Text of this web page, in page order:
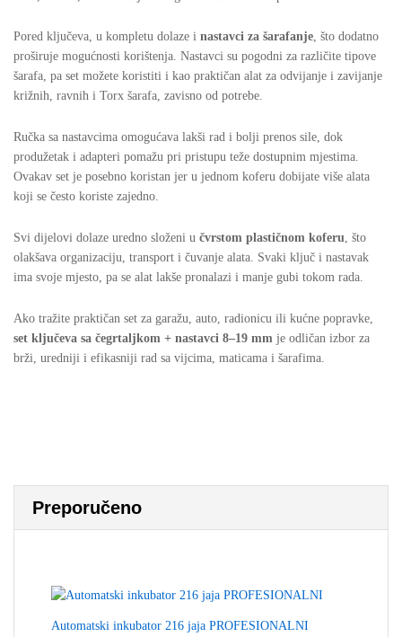
Pored ključeva, u kompletu dolaze i nastavci za šarafanje, što dodatno
proširuje mogućnosti korištenja. Nastavci su pogodni za različite tipove
šarafa, pa set možete koristiti i kao praktičan alat za odvijanje i zavijanje
križnih, ravnih i Torx šarafa, zavisno od potrebe.
Ručka sa nastavcima omogućava lakši rad i bolji prenos sile, dok
produžetak i adapteri pomažu pri pristupu teže dostupnim mjestima.
Ovakav set je posebno koristan jer u jednom koferu dobijate više alata
koji se često koriste zajedno.
Svi dijelovi dolaze uredno složeni u čvrstom plastičnom koferu , što
olakšava organizaciju, transport i čuvanje alata. Svaki ključ i nastavak
ima svoje mjesto, pa se alat lakše pronalazi i manje gubi tokom rada.
Ako tražite praktičan set za garažu, auto, radionicu ili kućne popravke,
set ključeva sa čegrtaljkom + nastavci 8–19 mm je odličan izbor za
brži, uredniji i efikasniji rad sa vijcima, maticama i šarafima.
Preporučeno
Automatski inkubator 216 jaja PROFESIONALNI